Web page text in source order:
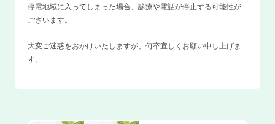
停電地域に入ってしまった場合、診療や電話が停止する可能性が
ございます。
大変ご迷惑をおかけいたしますが、何卒宜しくお願い申し上げま
す。